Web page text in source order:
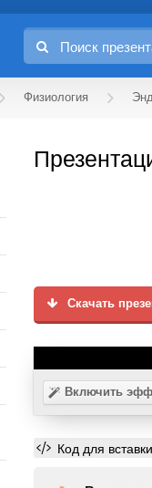
Физиология
Скачать
Включить
Код для вставки